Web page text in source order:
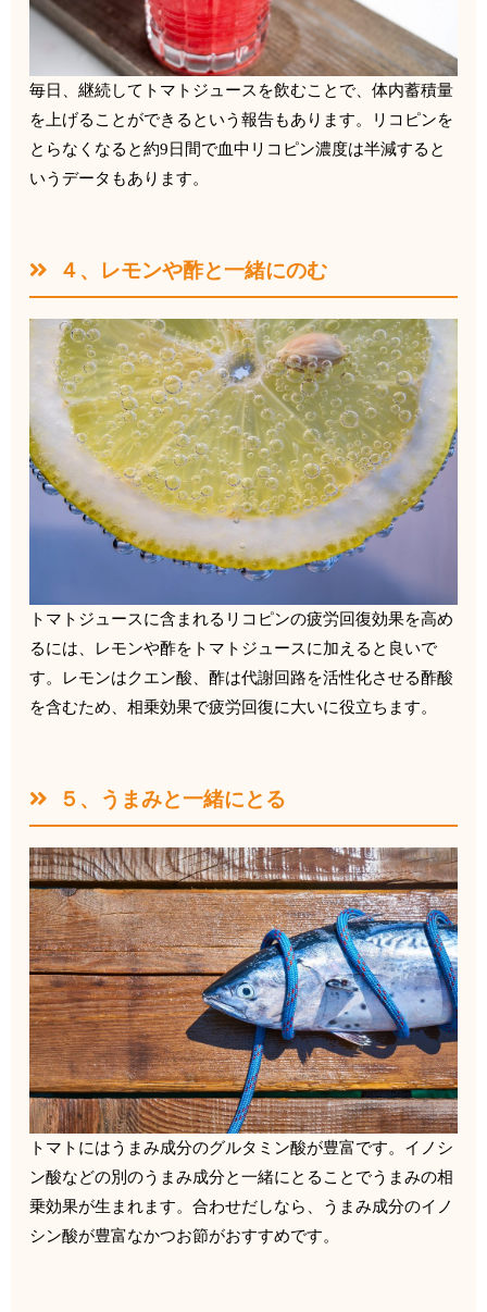
毎日、継続してトマトジュースを飲むことで、体内蓄積量
を上げることができるという報告もあります。
リコピンを
とらなくなると約9 日間で血中リコピン濃度は半減する と
いうデータもあります。
４、レモンや酢と一緒にのむ
トマトジュースに含まれるリコピンの疲労回復効果を高め
るには、
レモンや酢をトマトジュースに加えると良いで
す。
レモンはクエン酸、酢は代謝回路を活性化させる酢酸
を含むため、相乗効果で疲労回復に大いに役立ちます。
５、うまみと一緒にとる
トマトにはうまみ成分のグルタミン酸が豊富です。 イノシ
ン酸などの別のうまみ成分と一緒にとることでうまみの相
乗効果が生まれます。合わせだしなら、
うまみ成分のイノ
シン酸が豊富なかつお節がおすすめです。